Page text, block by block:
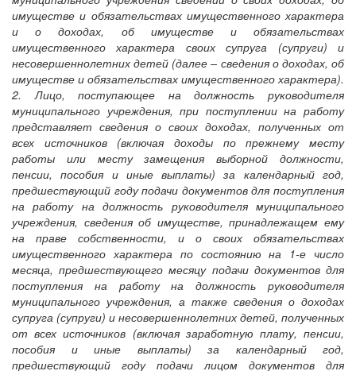
имуществе и обязательствах имущественного характера
и о доходах, об имуществе и обязательствах
имущественного характера своих супруга (супруги) и
несовершеннолетних детей (далее – сведения о доходах, об
имуществе и обязательствах имущественного характера).
2. Лицо, поступающее на должность руководителя
муниципального учреждения, при поступлении на работу
представляет сведения о своих доходах, полученных от
всех источников (включая доходы по прежнему месту
работы или месту замещения выборной должности,
пенсии, пособия и иные выплаты) за календарный год,
предшествующий году подачи документов для поступления
на работу на должность руководителя муниципального
учреждения, сведения об имуществе, принадлежащем ему
на праве собственности, и о своих обязательствах
имущественного характера по состоянию на 1-е число
месяца, предшествующего месяцу подачи документов для
поступления на работу на должность руководителя
муниципального учреждения, а также сведения о доходах
супруга (супруги) и несовершеннолетних детей, полученных
от всех источников (включая заработную плату, пенсии,
пособия и иные выплаты) за календарный год,
предшествующий году подачи лицом документов для